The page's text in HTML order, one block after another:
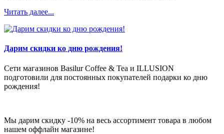
Читать далее...
Дарим скидки ко дню рождения!
Сети магазинов Basilur Coffee & Tea и ILLUSION
подготовили для постоянных покупателей подарки ко дню
рождения!
Мы дарим скидку -10% на весь ассортимент товара в любом
нашем оффлайн магазине!